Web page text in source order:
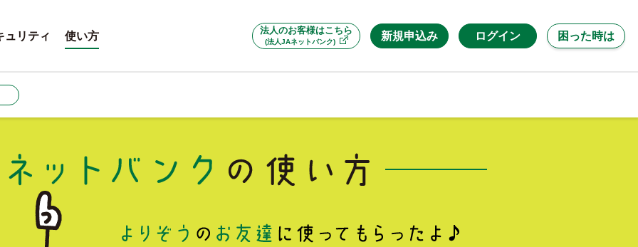
法人のお客様はこちら
(法人JAネットバンク) 新規申込み
ュリティ 使い方 ログイン 困った時は